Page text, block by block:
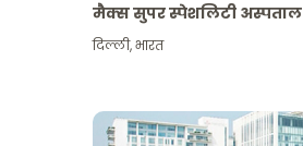
मैक्स सुपर स्पेशलिटी अस्पताल
दिल्ली,भारत